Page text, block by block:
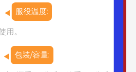
服役温度:
用。
包装/容量: